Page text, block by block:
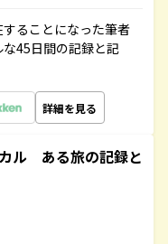
ることになった筆者
45日間の記録と記
詳細を見る
ル ある旅の記録と